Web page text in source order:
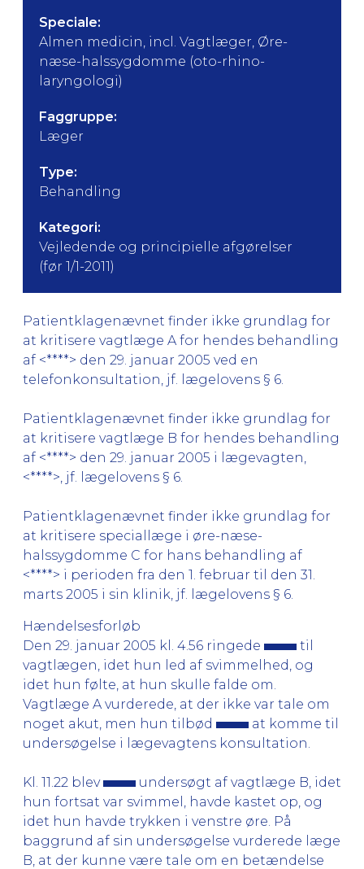
Speciale:
Almen medicin, incl. Vagtlæger, Øre-
næse-halssygdomme (oto-rhino-
laryngologi)
Faggruppe:
Læger
Type:
Behandling
Kategori:
Vejledende og principielle afgørelser
(før 1/1-2011)
Patientklagenævnet finder ikke grundlag for
at kritisere vagtlæge A for hendes behandling
af <****> den 29. januar 2005 ved en
telefonkonsultation, jf. lægelovens § 6.
Patientklagenævnet finder ikke grundlag for
at kritisere vagtlæge B for hendes behandling
af <****> den 29. januar 2005 i lægevagten,
<****>, jf. lægelovens § 6.
Patientklagenævnet finder ikke grundlag for
at kritisere speciallæge i øre-næse-
halssygdomme C for hans behandling af
<****> i perioden fra den 1. februar til den 31.
marts 2005 i sin klinik, jf. lægelovens § 6.
Hændelsesforløb
Den 29. januar 2005 kl. 4.56 ringede
til
vagtlægen, idet hun led af svimmelhed, og
idet hun følte, at hun skulle falde om.
Vagtlæge A vurderede, at der ikke var tale om
noget akut, men hun tilbød
at komme til
undersøgelse i lægevagtens konsultation.
Kl. 11.22 blev
undersøgt af vagtlæge B, idet
hun fortsat var svimmel, havde kastet op, og
idet hun havde trykken i venstre øre. På
baggrund af sin undersøgelse vurderede læge
B, at der kunne være tale om en betændelse